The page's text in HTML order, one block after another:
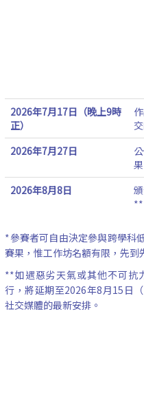
2026年7月17日（晚上9時
正）
2026年7月27日
果
2026年8月8日
**
*參賽者可自由決定參與跨學科
賽果，惟工作坊名額有限，先到
**如遇惡劣天氣或其他不可抗
行，將延期至2026年8月15日
社交媒體的最新安排。